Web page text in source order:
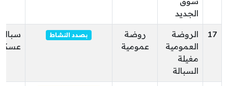
الجديد
17
الروضة
العمومية
مغيلة
السبالة
روضة
عمومية
بصدد النشاط
سبالة